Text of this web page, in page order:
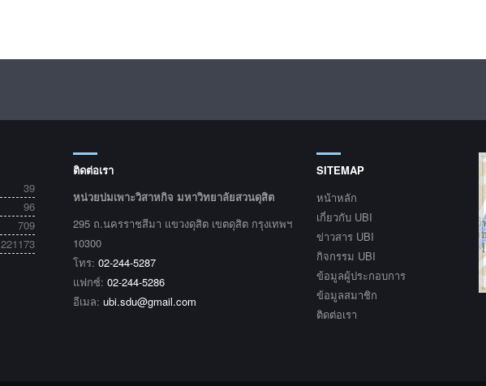
39
96
709
221173
ติดต่อเรา
หน่วยบ่มเพาะวิสาหกิจ มหาวิทยาลัยสวนดุสิต
295 ถ.นครราชสีมา แขวงดุสิต เขตดุสิต กรุงเทพฯ
10300
โทร: 02-244-5287
แฟกซ์: 02-244-5286
อีเมล: ubi.sdu@gmail.com
SITEMAP
หน้าหลัก
เกี่ยวกับ UBI
ข่าวสาร UBI
กิจกรรม UBI
ข้อมูลผู้ประกอบการ
ข้อมูลสมาชิก
ติดต่อเรา